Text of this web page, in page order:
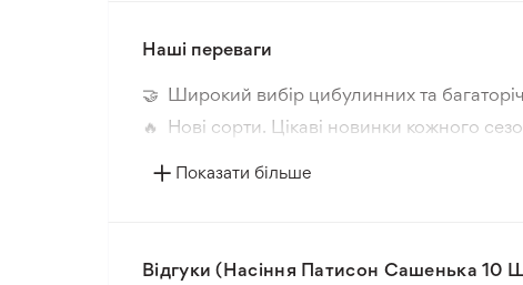
Наші переваги
🤝 Широкий вибір цибулинних та
🔥 Нові сорти. Цікаві новинки кожного
📸 Відповідність сортів. Співпадіння
Показати більше
Відгуки (Насіння Патисон Сашенька 10